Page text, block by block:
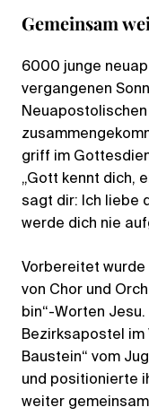
Gemeinsam
6000 junge
vergangenen
griff im
„Gott kennt dich,
sagt dir: Ich liebe
werde dich nie
Vorbereitet
von Chor und
bin“-Worten
Bezirksapostel im
Baustein“ vom
und positionierte
weiter